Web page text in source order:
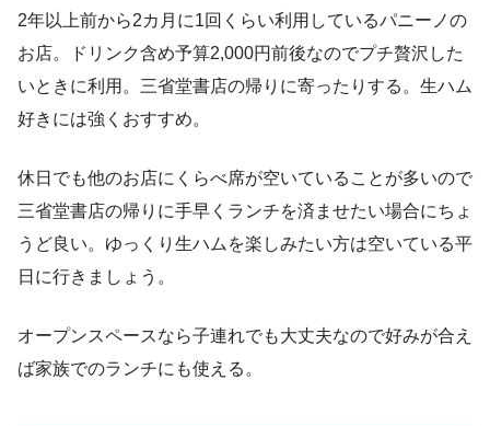
2年以上前から2カ月に1回くらい利用しているパニーノの
お店。ドリンク含め予算2,000円前後なのでプチ贅沢した
いときに利用。三省堂書店の帰りに寄ったりする。生ハム
好きには強くおすすめ。
休日でも他のお店にくらべ席が空いていることが多いので
三省堂書店の帰りに手早くランチを済ませたい場合にちょ
うど良い。ゆっくり生ハムを楽しみたい方は空いている平
日に行きましょう。
オープンスペースなら子連れでも大丈夫なので好みが合え
ば家族でのランチにも使える。